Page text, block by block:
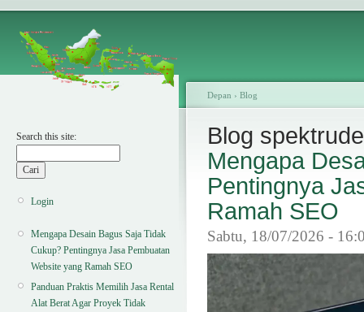
Search this site:
Login
Mengapa Desain Bagus Saja Tidak
Cukup? Pentingnya Jasa Pembuatan
Website yang Ramah SEO
Panduan Praktis Memilih Jasa Rental
Alat Berat Agar Proyek Tidak
Depan › Blog
Blog
Mengapa
Pentingnya
Ramah SEO
Sabtu, 18/07/2026 -